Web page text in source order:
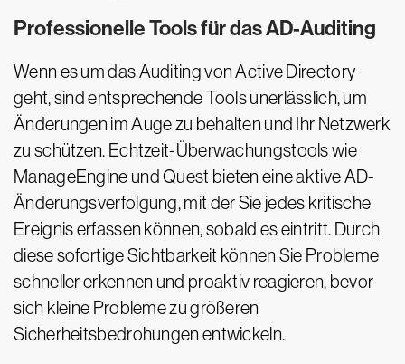
Professionelle Tools für das AD-Auditing
Wenn es um das Auditing von Active Directory
geht, sind entsprechende Tools unerlässlich, um
Änderungen im Auge zu behalten und Ihr Netzwerk
zu schützen. Echtzeit-Überwachungstools wie
ManageEngine und Quest bieten eine aktive AD-
Änderungsverfolgung, mit der Sie jedes kritische
Ereignis erfassen können, sobald es eintritt. Durch
diese sofortige Sichtbarkeit können Sie Probleme
schneller erkennen und proaktiv reagieren, bevor
sich kleine Probleme zu größeren
Sicherheitsbedrohungen entwickeln.